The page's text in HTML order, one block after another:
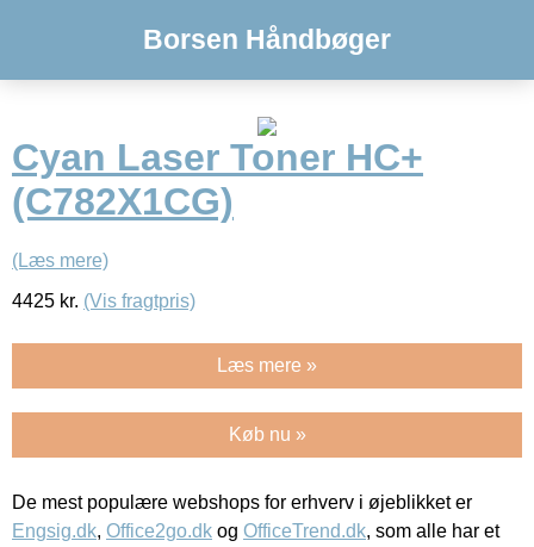
Borsen Håndbøger
Cyan Laser Toner HC+
(C782X1CG)
(Læs mere)
4425 kr. (Vis fragtpris)
Læs mere »
Køb nu »
De mest populære webshops for erhverv i øjeblikket er
Engsig.dk, Office2go.dk og OfficeTrend.dk, som alle har et